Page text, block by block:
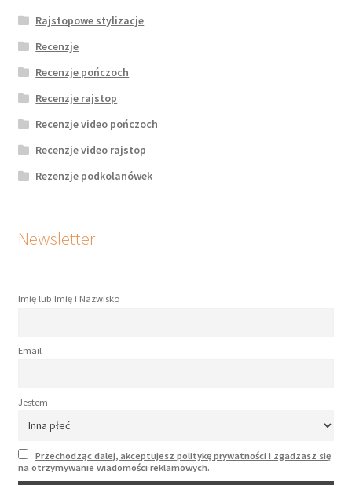
Rajstopowe stylizacje
Recenzje
Recenzje pończoch
Recenzje rajstop
Recenzje video pończoch
Recenzje video rajstop
Rezenzje podkolanówek
Newsletter
Imię lub Imię i Nazwisko
Email
Jestem
Przechodząc dalej, akceptujesz politykę prywatności i zgadzasz się
na otrzymywanie wiadomości reklamowych.